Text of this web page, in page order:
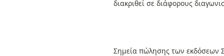
διακριθεί σε διάφορους
Σημεία πώλησης των εκδόσεων